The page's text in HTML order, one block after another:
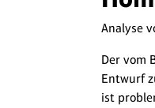
Analyse
Der vom
Entwurf
ist